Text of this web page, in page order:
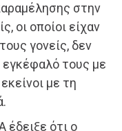
στην
οι οποίοι είχαν
γονείς, δεν
τους με
με τη
έδειξε ότι ο